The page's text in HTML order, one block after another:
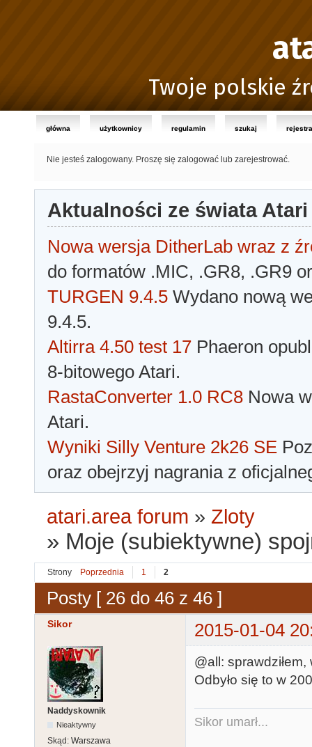
Twoje polskie
główna użytkownicy regulamin szukaj
Nie jesteś zalogowany. Proszę się zalogować lub zarejestrować.
Aktualności ze świata Atari
Nowa wersja DitherLab wraz z
do formatów .MIC, .GR8, .GR9
TURGEN 9.4.5 Wydano nową
9.4.5.
Altirra 4.50 test 17 Phaeron
8-bitowego Atari.
RastaConverter 1.0 RC8 Nowa
Atari.
Wyniki Silly Venture 2k26 SE
oraz obejrzyj nagrania z
atari.area forum » Zloty
» Moje (subiektywne)
Strony Poprzednia 1 2
Posty [ 26 do 46 z 46 ]
Sikor 2015-01-04
Naddyskownik
Nieaktywny
Skąd: Warszawa
@all:
Odbyło się to w
Sikor umarł...